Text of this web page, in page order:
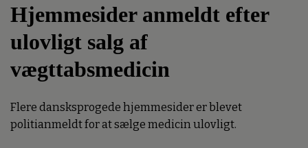
Hjemmesider anmeldt efter
ulovligt salg af
vægttabsmedicin
Flere dansksprogede hjemmesider er blevet
politianmeldt for at sælge medicin ulovligt.